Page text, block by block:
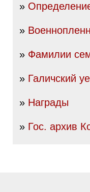
»
»
» Фамилии
» Галичский
» Награды
» Гос. архив